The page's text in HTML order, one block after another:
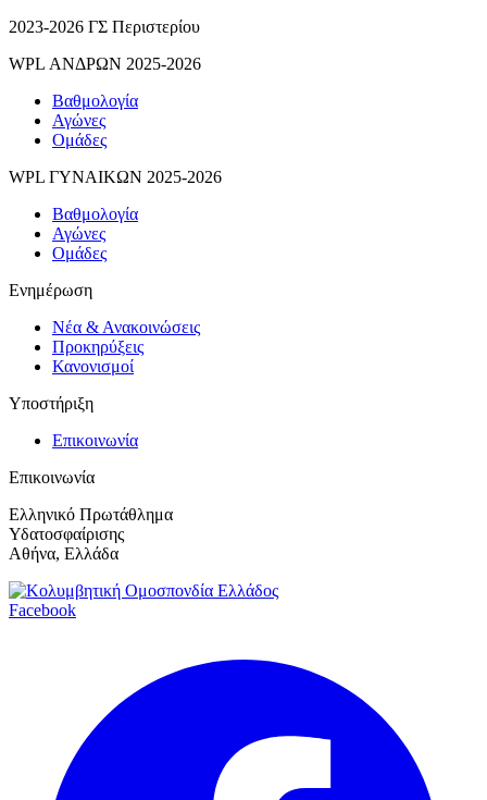
2023-2026 ΓΣ Περιστερίου
WPL ΑΝΔΡΩΝ 2025-2026
Βαθμολογία
Αγώνες
Ομάδες
WPL ΓΥΝΑΙΚΩΝ 2025-2026
Βαθμολογία
Αγώνες
Ομάδες
Ενημέρωση
Νέα & Ανακοινώσεις
Προκηρύξεις
Κανονισμοί
Υποστήριξη
Επικοινωνία
Επικοινωνία
Ελληνικό Πρωτάθλημα
Υδατοσφαίρισης
Αθήνα, Ελλάδα
Facebook